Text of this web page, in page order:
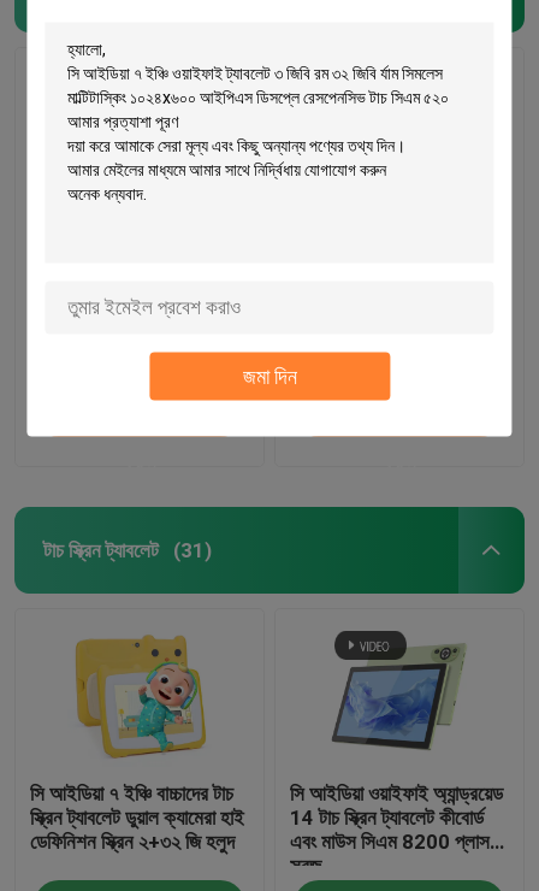
জমা দিন
আমাদের সম্পর্কে
কারখানা ভ্রমণ
মান নিয়ন্ত্রণ
টাচ স্ক্রিন ট্যাবলেট (31)
সি আইডিয়া ৭ ইঞ্চি বাচ্চাদের টাচ
স্ক্রিন ট্যাবলেট ডুয়াল ক্যামেরা হাই
ডেফিনিশন স্ক্রিন ২+৩২ জি হলুদ
সি আইডিয়া ওয়াইফাই অ্যান্ড্রয়েড
14 টাচ স্ক্রিন ট্যাবলেট কীবোর্ড
এবং মাউস সিএম 8200 প্লাস
সবুজ